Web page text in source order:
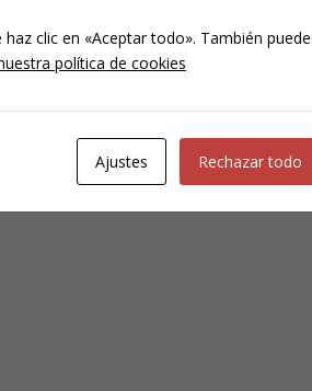
clic en «Aceptar todo». También
política de cookies
Ajustes Rechazar todo